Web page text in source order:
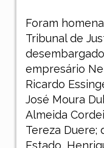
Foram
Tribunal de
empresário
Ricardo
José Moura
Almeida
Tereza
Estado,